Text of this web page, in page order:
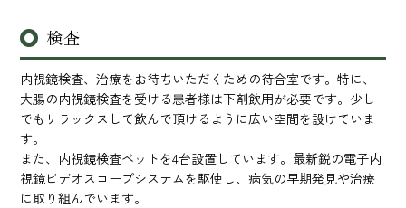
検査
内視鏡検査、治療をお待ちいただくための待合室です。特に、
大腸の内視鏡検査を受ける患者様は下剤飲用が必要です。少し
でもリラックスして飲んで頂けるように広い空間を設けていま
す。
また、内視鏡検査ベットを4台設置しています。最新鋭の電子内
視鏡ビデオスコープシステムを駆使し、病気の早期発見や治療
に取り組んでいます。